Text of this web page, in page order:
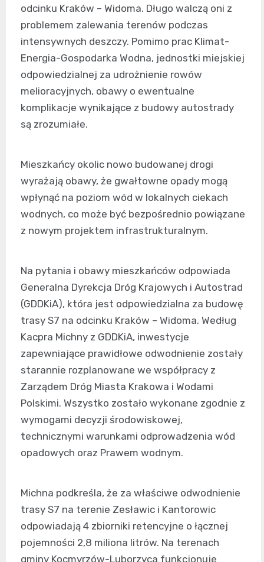
odcinku Kraków – Widoma. Długo walczą oni z
problemem zalewania terenów podczas
intensywnych deszczy. Pomimo prac Klimat-
Energia-Gospodarka Wodna, jednostki miejskiej
odpowiedzialnej za udrożnienie rowów
melioracyjnych, obawy o ewentualne
komplikacje wynikające z budowy autostrady
są zrozumiałe.
Mieszkańcy okolic nowo budowanej drogi
wyrażają obawy, że gwałtowne opady mogą
wpłynąć na poziom wód w lokalnych ciekach
wodnych, co może być bezpośrednio powiązane
z nowym projektem infrastrukturalnym.
Na pytania i obawy mieszkańców odpowiada
Generalna Dyrekcja Dróg Krajowych i Autostrad
(GDDKiA), która jest odpowiedzialna za budowę
trasy S7 na odcinku Kraków – Widoma. Według
Kacpra Michny z GDDKiA, inwestycje
zapewniające prawidłowe odwodnienie zostały
starannie rozplanowane we współpracy z
Zarządem Dróg Miasta Krakowa i Wodami
Polskimi. Wszystko zostało wykonane zgodnie z
wymogami decyzji środowiskowej,
technicznymi warunkami odprowadzenia wód
opadowych oraz Prawem wodnym.
Michna podkreśla, że za właściwe odwodnienie
trasy S7 na terenie Zesławic i Kantorowic
odpowiadają 4 zbiorniki retencyjne o łącznej
pojemności 2,8 miliona litrów. Na terenach
gminy Kocmyrzów-Luborzyca funkcjonuje